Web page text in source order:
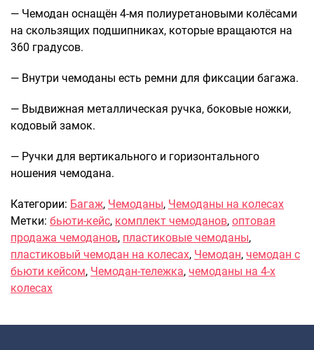
Рюкзаки подростковые
Ранцы школьные
Рюкзаки для охоты-рыбалки
Рюкзаки на колесах
Аксессуары
Чехлы для чемоданов
Мешки для обуви
Пеналы для школы
— Чемодан оснащён 4-мя полиуретановыми колёсами
на скользящих подшипниках, которые вращаются на
360 градусов.
— Внутри чемоданы есть ремни для фиксации багажа.
— Выдвижная металлическая ручка, боковые ножки,
кодовый замок.
— Ручки для вертикального и горизонтального
ношения чемодана.
Категории: Багаж, Чемоданы, Чемоданы на колесах
Метки: бьюти-кейс, комплект чемоданов, оптовая
продажа чемоданов, пластиковые чемоданы,
пластиковый чемодан на колесах, Чемодан, чемодан с
бьюти кейсом, Чемодан-тележка, чемоданы на 4-х
колесах